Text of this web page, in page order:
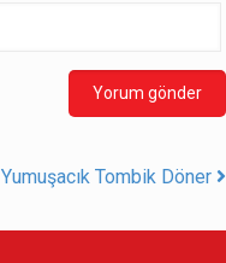
Yumuşacık Tombik Döner